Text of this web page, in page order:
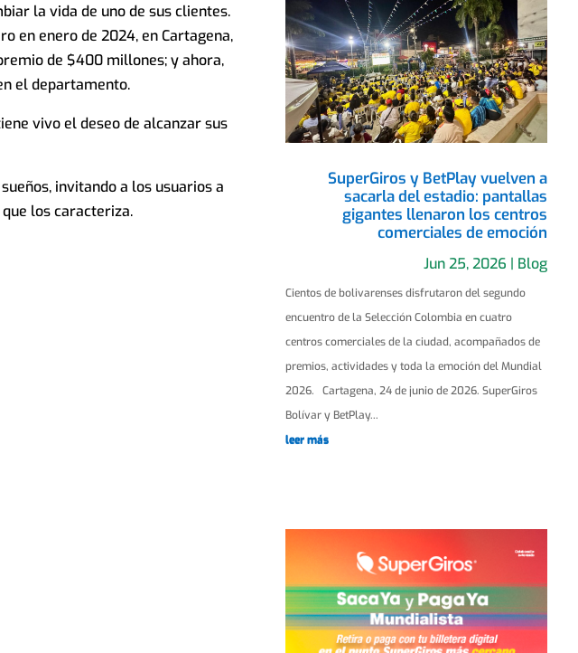
la vida de uno de sus clientes.
en enero de 2024, en Cartagena,
de $400 millones; y ahora,
el departamento.
vivo el deseo de alcanzar sus
invitando a los usuarios a
los caracteriza.
SuperGiros y BetPlay vuelven a
sacarla del estadio: pantallas
gigantes llenaron los centros
comerciales de emoción
Jun 25, 2026 | Blog
Cientos de bolivarenses disfrutaron del segundo
encuentro de la Selección Colombia en cuatro
centros comerciales de la ciudad, acompañados de
premios, actividades y toda la emoción del Mundial
2026. Cartagena, 24 de junio de 2026. SuperGiros
Bolívar y BetPlay...
leer más